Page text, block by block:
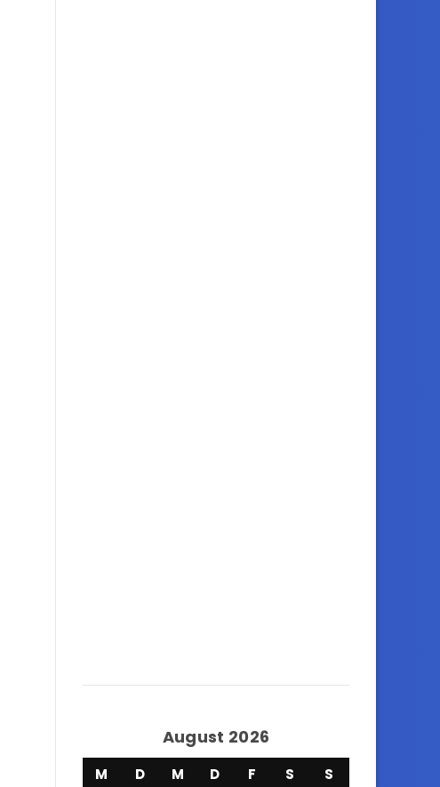
August 2026
M D M D F S
S